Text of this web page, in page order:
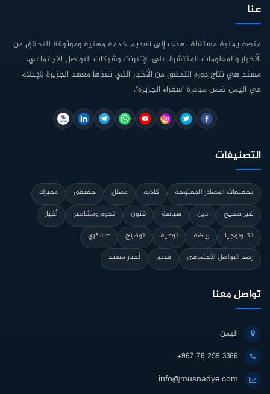
عنا
منصة يمنية مستقلة تهدف إلى تقديم خدمة مهنية وموثوقة للتحقق من
الأخبار والمعلومات المنتشرة على الإنترنت وشبكات التواصل الاجتماعي.
مسند هي نتاج دورة التحقق من الأخبار التي نفذها معهد الجزيرة للإعلام
في اليمن ضمن مبادرة "سفراء الجزيرة".
التصنيفات
تحقيقات المصادر المفتوحة كاذبة مضلل حقيقي
مفبرك
غير صحيح
دين سياسة فنون نجوم ومشاهير
أخبار
تكنولوجيا
رياضة توعية توضيح
عسكري
رصد التواصل الاجتماعي
قديم أخبار مسند
تواصل معنا
اليمن
+967 78 259 3366
info@musnadye.com